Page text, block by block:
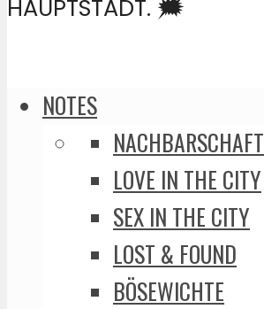
HAUPTSTADT. 🗯️
NOTES
NACHBARSCHAFT
LOVE IN THE CITY
SEX IN THE CITY
LOST & FOUND
BÖSEWICHTE